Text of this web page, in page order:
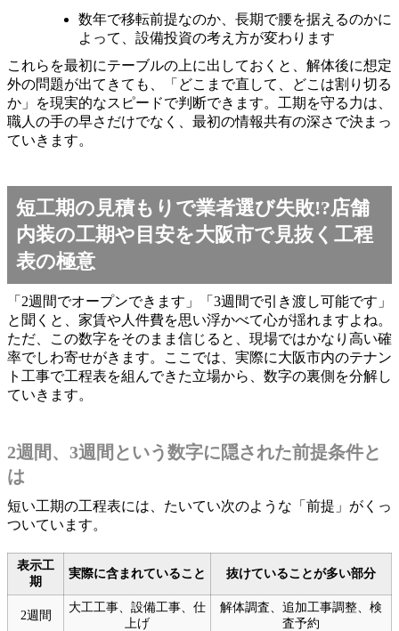
数年で移転前提なのか、長期で腰を据えるのかに
よって、設備投資の考え方が変わります
これらを最初にテーブルの上に出しておくと、解体後に想定
外の問題が出てきても、「どこまで直して、どこは割り切る
か」を現実的なスピードで判断できます。工期を守る力は、
職人の手の早さだけでなく、最初の情報共有の深さで決まっ
ていきます。
短工期の見積もりで業者選び失敗!?店舗
内装の工期や目安を大阪市で見抜く工程
表の極意
「2週間でオープンできます」「3週間で引き渡し可能です」
と聞くと、家賃や人件費を思い浮かべて心が揺れますよね。
ただ、この数字をそのまま信じると、現場ではかなり高い確
率でしわ寄せがきます。ここでは、実際に大阪市内のテナン
ト工事で工程表を組んできた立場から、数字の裏側を分解し
ていきます。
2週間、3週間という数字に隠された前提条件と
は
短い工期の工程表には、たいてい次のような「前提」がくっ
ついています。
表示工
期
実際に含まれていること 抜けていることが多い部分
2週間
大工工事、設備工事、仕
上げ
解体調査、追加工事調整、検
査予約